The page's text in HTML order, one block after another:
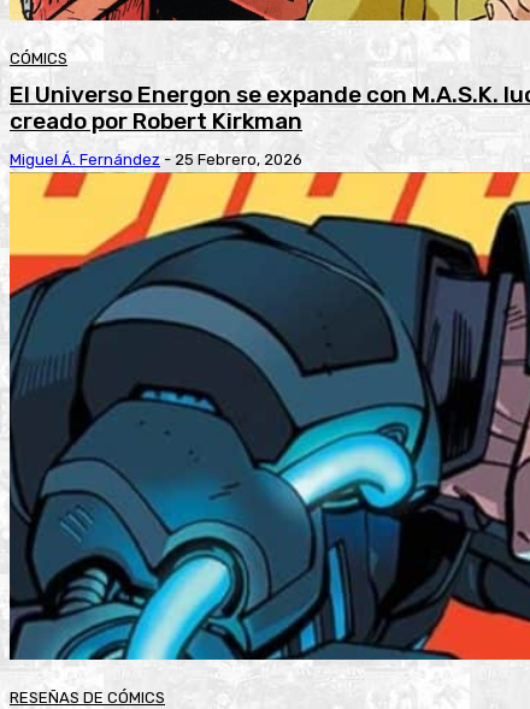
CÓMICS
El Universo Energon se expande con M.A.S.K.
creado por Robert Kirkman
Miguel Á. Fernández - 25 Febrero, 2026
RESEÑAS DE CÓMICS